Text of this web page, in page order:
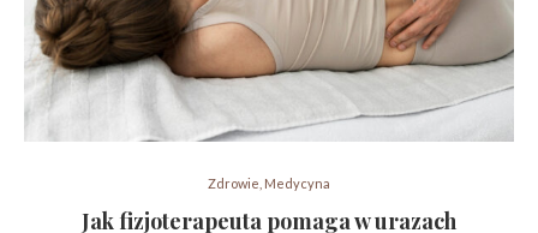
Zdrowie, Medycyna
Jak fizjoterapeuta pomaga w urazach